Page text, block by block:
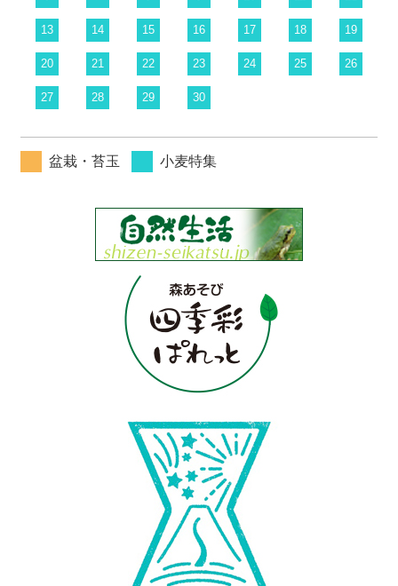
13 14 15 16 17 18 19
20 21 22 23 24 25 26
27 28 29 30
盆栽・苔玉 小麦特集